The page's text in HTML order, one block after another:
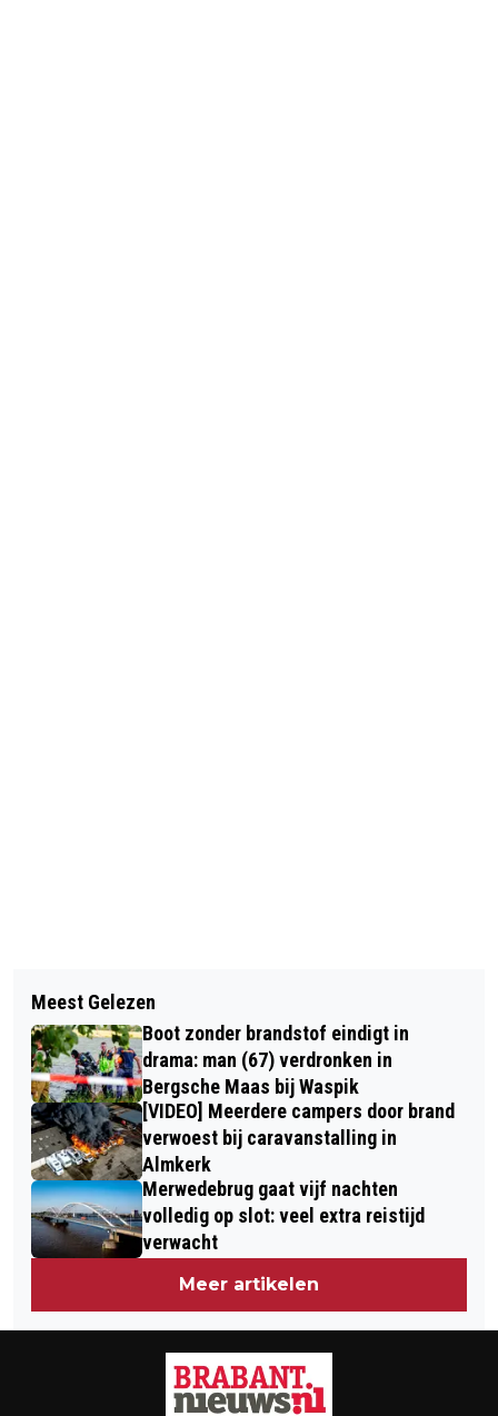
VRACHTWAGENCHAUFFEUR RIJDT
ZICH KLEM ONDER BERUCHT VIADUCT
IN WAALWIJK
ALBERT HEIJN IN DEN BOSCH
OVERVALLEN
Meest Gelezen
Boot zonder brandstof eindigt in
drama: man (67) verdronken in
Bergsche Maas bij Waspik
[VIDEO] Meerdere campers door brand
verwoest bij caravanstalling in
Almkerk
Merwedebrug gaat vijf nachten
volledig op slot: veel extra reistijd
verwacht
Meer artikelen